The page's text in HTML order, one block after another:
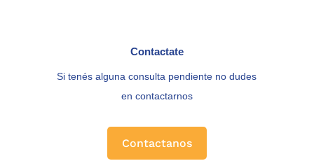
Contactate
Si tenés alguna consulta pendiente no dudes
en contactarnos
Contactanos